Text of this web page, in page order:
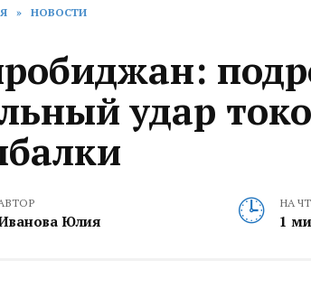
» НОВОСТИ
удар
Юлия
НА
1